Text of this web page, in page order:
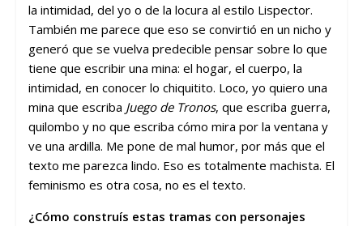
la intimidad, del yo o de la locura al estilo Lispector.
También me parece que eso se convirtió en un nicho y
generó que se vuelva predecible pensar sobre lo que
tiene que escribir una mina: el hogar, el cuerpo, la
intimidad, en conocer lo chiquitito. Loco, yo quiero una
mina que escriba Juego de Tronos, que escriba guerra,
quilombo y no que escriba cómo mira por la ventana y
ve una ardilla. Me pone de mal humor, por más que el
texto me parezca lindo. Eso es totalmente machista. El
feminismo es otra cosa, no es el texto.
¿Cómo construís estas tramas con personajes